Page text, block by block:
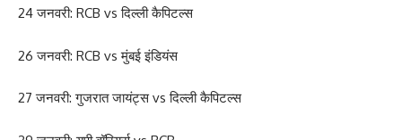
24 जनवरी: RCB vs दिल्ली कैपिटल्स
26 जनवरी: RCB vs मुंबई इंडियंस
27 जनवरी: गुजरात जायंट्स vs दिल्ली कैपिटल्स